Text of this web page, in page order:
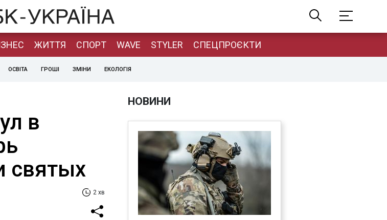
ЖИТТЯ СПОРТ WAVE STYLER СПЕЦПРОЄКТИ
ОСВІТА ГРОШІ ЗМІНИ ЕКОЛОГІЯ
в
2 хв
НОВИНИ